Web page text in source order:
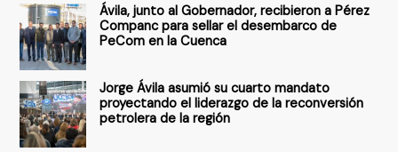
o
r
:
Ávila, junto al Gobernador, recibieron a Pérez
Companc para sellar el desembarco de
PeCom en la Cuenca
Jorge Ávila asumió su cuarto mandato
proyectando el liderazgo de la reconversión
petrolera de la región